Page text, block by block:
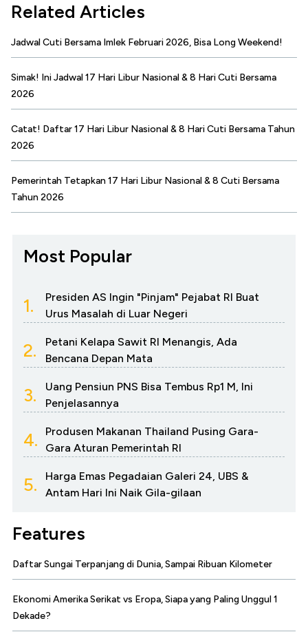
Related Articles
Jadwal Cuti Bersama Imlek Februari 2026, Bisa Long Weekend!
Simak! Ini Jadwal 17 Hari Libur Nasional & 8 Hari Cuti Bersama
2026
Catat! Daftar 17 Hari Libur Nasional & 8 Hari Cuti Bersama Tahun
2026
Pemerintah Tetapkan 17 Hari Libur Nasional & 8 Cuti Bersama
Tahun 2026
Most Popular
1.
Presiden AS Ingin "Pinjam" Pejabat RI Buat
Urus Masalah di Luar Negeri
2.
Petani Kelapa Sawit RI Menangis, Ada
Bencana Depan Mata
3.
Uang Pensiun PNS Bisa Tembus Rp1 M, Ini
Penjelasannya
4.
Produsen Makanan Thailand Pusing Gara-
Gara Aturan Pemerintah RI
5.
Harga Emas Pegadaian Galeri 24, UBS &
Antam Hari Ini Naik Gila-gilaan
Features
Daftar Sungai Terpanjang di Dunia, Sampai Ribuan Kilometer
Ekonomi Amerika Serikat vs Eropa, Siapa yang Paling Unggul 1
Dekade?